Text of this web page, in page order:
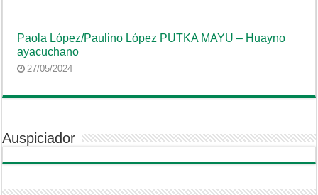
Paola López/Paulino López PUTKA MAYU – Huayno
ayacuchano
27/05/2024
Auspiciador